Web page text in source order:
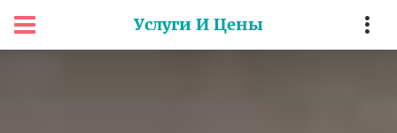
Услуги И Цены